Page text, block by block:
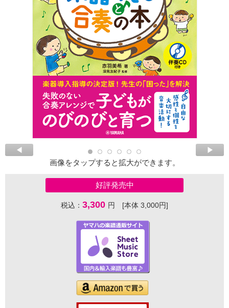
画像をタップすると拡大ができます。
好評発売中
税込： 3,300 円 [本体 3,000円]